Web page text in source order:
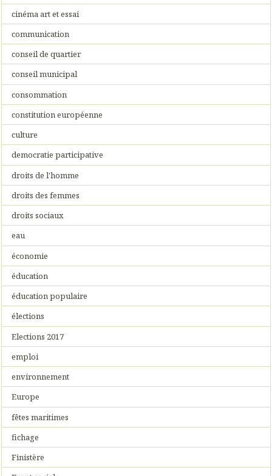
cinéma art et essai
communication
conseil de quartier
conseil municipal
consommation
constitution européenne
culture
democratie participative
droits de l'homme
droits des femmes
droits sociaux
eau
économie
éducation
éducation populaire
élections
Elections 2017
emploi
environnement
Europe
fêtes maritimes
fichage
Finistère